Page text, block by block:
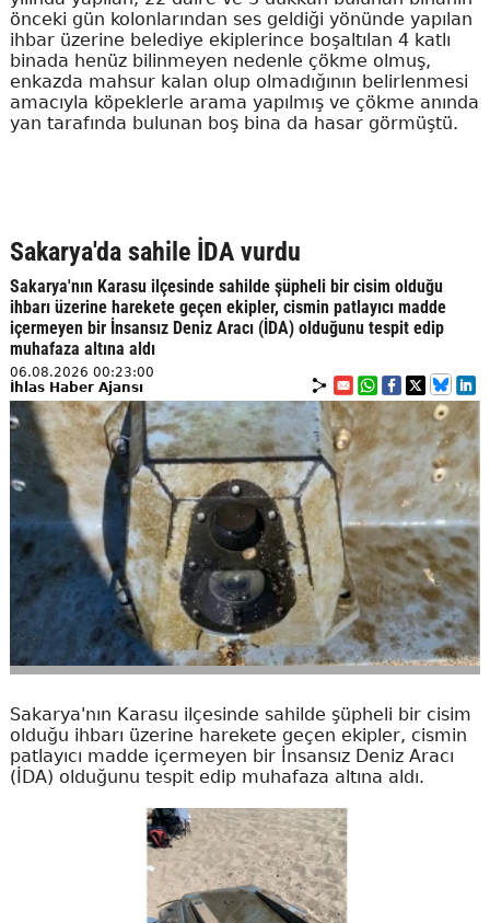
önceki gün kolonlarından ses geldiği yönünde yapılan
ihbar üzerine belediye ekiplerince boşaltılan 4 katlı
binada henüz bilinmeyen nedenle çökme olmuş,
enkazda mahsur kalan olup olmadığının belirlenmesi
amacıyla köpeklerle arama yapılmış ve çökme anında
yan tarafında bulunan boş bina da hasar görmüştü.
Sakarya'da sahile İDA vurdu
Sakarya'nın Karasu ilçesinde sahilde şüpheli bir cisim olduğu
ihbarı üzerine harekete geçen ekipler, cismin patlayıcı madde
içermeyen bir İnsansız Deniz Aracı (İDA) olduğunu tespit edip
muhafaza altına aldı
06.08.2026 00:23:00
İhlas Haber Ajansı
Sakarya'nın Karasu ilçesinde sahilde şüpheli bir cisim
olduğu ihbarı üzerine harekete geçen ekipler, cismin
patlayıcı madde içermeyen bir İnsansız Deniz Aracı
(İDA) olduğunu tespit edip muhafaza altına aldı.